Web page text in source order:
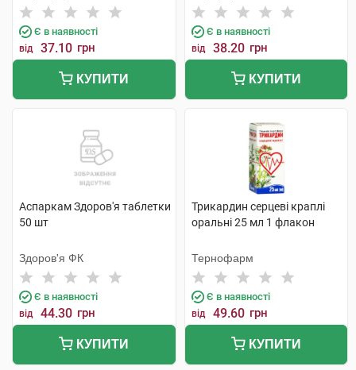
Є в наявності
від 37.10 грн
КУПИТИ
Є в наявності
від 38.20 грн
КУПИТИ
Аспаркам Здоров'я таблетки
50 шт
Здоров'я ФК
Є в наявності
від 44.30 грн
КУПИТИ
Трикардин серцеві краплі
оральні 25 мл 1 флакон
Тернофарм
Є в наявності
від 49.60 грн
КУПИТИ